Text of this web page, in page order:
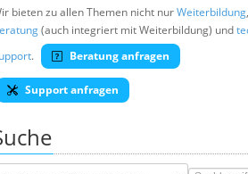
bieten zu allen Themen nicht nurWeiterbildung
(auch integriert mit Weiterbildung) und
. Beratung anfragen
Support anfragen